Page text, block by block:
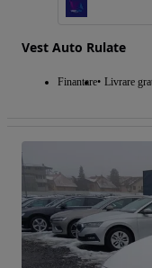
Vest Auto Rulate
Finantare Livrare